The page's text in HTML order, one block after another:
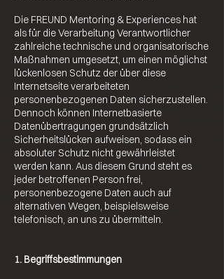
Die FREUND Mentoring & Experiences hat
als für die Verarbeitung Verantwortlicher
zahlreiche technische und organisatorische
Maßnahmen umgesetzt, um einen möglichst
lückenlosen Schutz der über diese
Internetseite verarbeiteten
personenbezogenen Daten sicherzustellen.
Dennoch können Internetbasierte
Datenübertragungen grundsätzlich
Sicherheitslücken aufweisen, sodass ein
absoluter Schutz nicht gewährleistet
werden kann. Aus diesem Grund steht es
jeder betroffenen Person frei,
personenbezogene Daten auch auf
alternativen Wegen, beispielsweise
telefonisch, an uns zu übermitteln.
1. Begriffsbestimmungen